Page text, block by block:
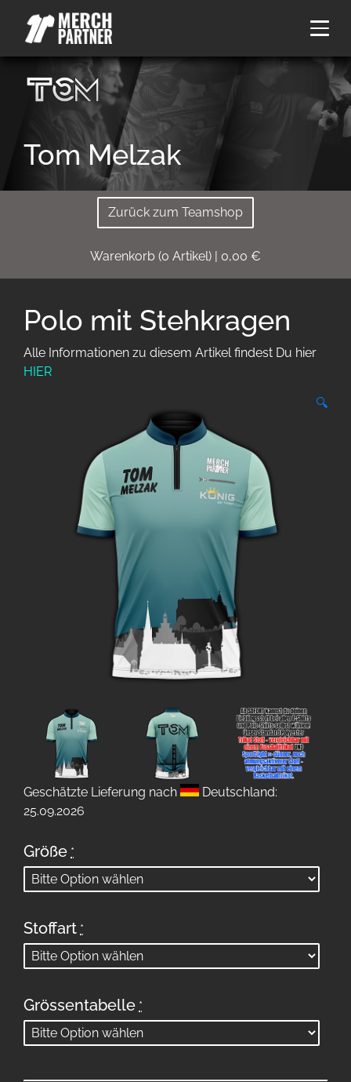
Tom Melzak
Zurück zum Teamshop
Warenkorb (0 Artikel) | 0,00 €
Polo mit Stehkragen
Alle Informationen zu diesem Artikel findest Du hier
HIER
🔍
Geschätzte Lieferung nach
Deutschland:
25.09.2026
Größe *
Stoffart *
Grössentabelle *